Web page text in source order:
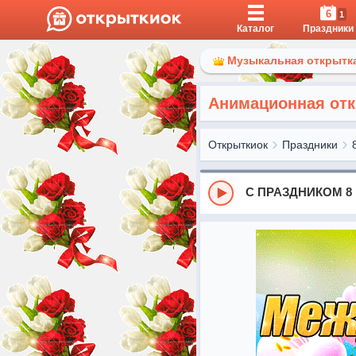
Каталог
6 1
Праздники
Музыкальная
Анимационная
Открыткиок Праздники
С ПРАЗДНИКОМ 8